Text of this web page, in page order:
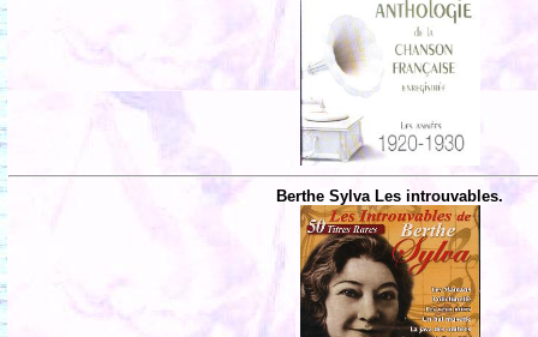
Berthe Sylva Les introuvables.